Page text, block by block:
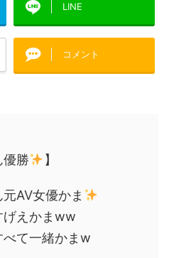
LINE
コメント
優勝 】
AV女優かま
げえかまww
て一緒かまw